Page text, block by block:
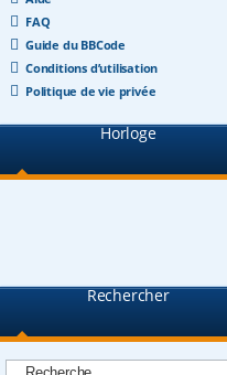
FAQ
Guide du BBCode
Conditions d’utilisation
Politique de vie privée
Horloge
Rechercher